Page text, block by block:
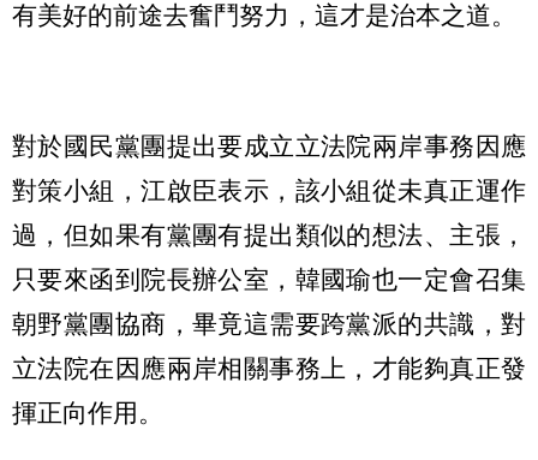
有美好的前途去奮鬥努力，這才是治本之道。
對於國民黨團提出要成立立法院兩岸事務因應
對策小組，江啟臣表示，該小組從未真正運作
過，但如果有黨團有提出類似的想法、主張，
只要來函到院長辦公室，韓國瑜也一定會召集
朝野黨團協商，畢竟這需要跨黨派的共識，對
立法院在因應兩岸相關事務上，才能夠真正發
揮正向作用。